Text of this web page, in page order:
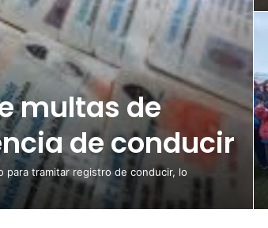
multas de
de conducir
para tramitar registro de conducir, lo